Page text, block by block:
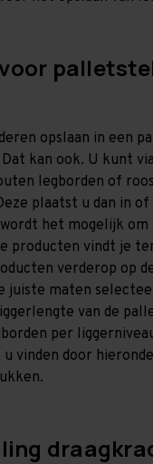
opslaan in een
kan ook. U kunt
legborden of
plaatst u dan in of
het mogelijk om
producten vindt je
verderop op
juiste maten
van de
per
vinden door